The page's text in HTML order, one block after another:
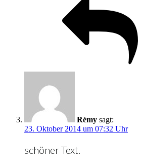
Rémy sagt:
23. Oktober 2014 um 07:32 Uhr
schöner Text.